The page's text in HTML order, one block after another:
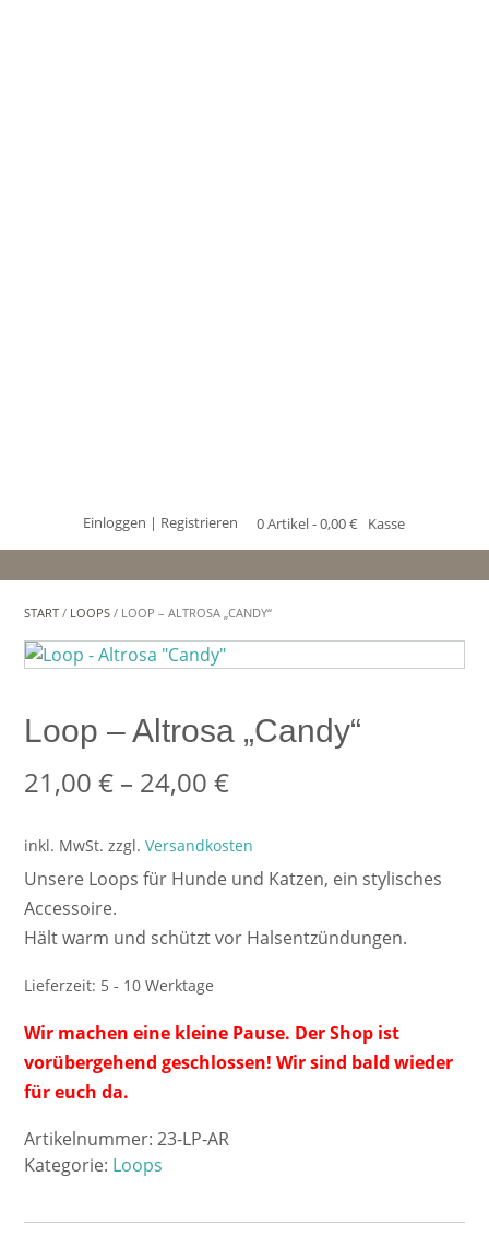
Einloggen | Registrieren 0 Artikel - 0,00 € Kasse
START / LOOPS / LOOP – ALTROSA „CANDY“
Loop – Altrosa „Candy“
21,00 € – 24,00 €
inkl. MwSt. zzgl. Versandkosten
Unsere Loops für Hunde und Katzen, ein stylisches
Accessoire.
Hält warm und schützt vor Halsentzündungen.
Lieferzeit: 5 - 10 Werktage
Wir machen eine kleine Pause. Der Shop ist
vorübergehend geschlossen! Wir sind bald wieder
für euch da.
Artikelnummer: 23-LP-AR
Kategorie: Loops